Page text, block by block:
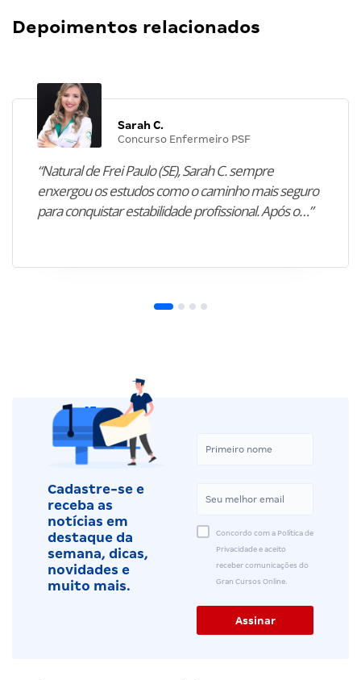
Depoimentos relacionados
Sarah C.
Concurso Enfermeiro PSF
“Natural de Frei Paulo (SE), Sarah C. sempre
enxergou os estudos como o caminho mais seguro
para conquistar estabilidade profissional. Após o…”
Cadastre-se e
receba as
notícias em
destaque da
semana, dicas,
novidades e
muito mais.
Concordo com a Política de
Privacidade e aceito
receber comunicações do
Gran Cursos Online.